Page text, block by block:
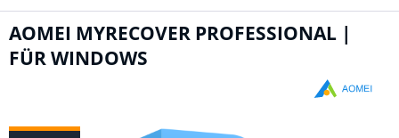
AOMEI MYRECOVER PROFESSIONAL |
FÜR WINDOWS